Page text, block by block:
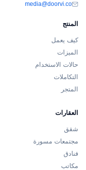
media@doorvi.co
المنتج
كيف يعمل
الميزات
حالات الاستخدام
التكاملات
المتجر
العقارات
شقق
مجتمعات مسورة
فنادق
مكاتب